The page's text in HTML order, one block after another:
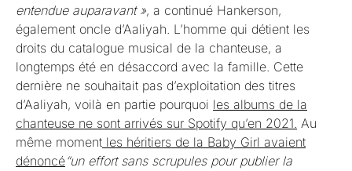
entendue auparavant », a continué Hankerson,
également oncle d’Aaliyah. L’homme qui détient les
droits du catalogue musical de la chanteuse, a
longtemps été en désaccord avec la famille. Cette
dernière ne souhaitait pas d’exploitation des titres
d’Aaliyah, voilà en partie pourquoi les albums de la
chanteuse ne sont arrivés sur Spotify qu’en 2021. Au
même moment les héritiers de la Baby Girl avaient
dénoncé“un effort sans scrupules pour publier la